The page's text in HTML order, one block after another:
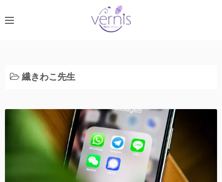
ン
ッ
繊きわこ先生